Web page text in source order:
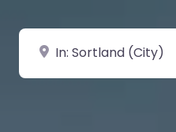
Velg by/sted